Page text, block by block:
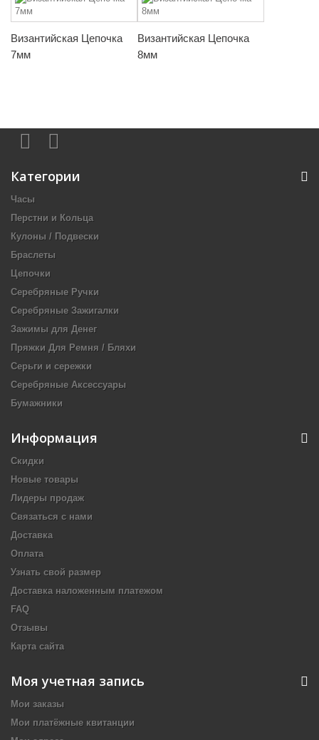
Византийская Цепочка
7мм
Византийская Цепочка
8мм
Категории
Часы
Перстни и Кольца
Кулоны / Подвески
Браслеты
Цепочки
Серебряные Ручки
Серебряные Зажигалки
Зажимы для Денег
Пряжки Для Ремня / Бляхи
Серьги и сережки
Серебряные Аксессуары
Бумажники
Информация
Скидки
Новые товары
Лидеры продаж
Связаться с нами
Доставка
Оплата
Узнать свой размер
Доставка наложенным платежом
FAQ
Отзывы
Карта сайта
Моя учетная запись
Мои заказы
Мои платёжные квитанции